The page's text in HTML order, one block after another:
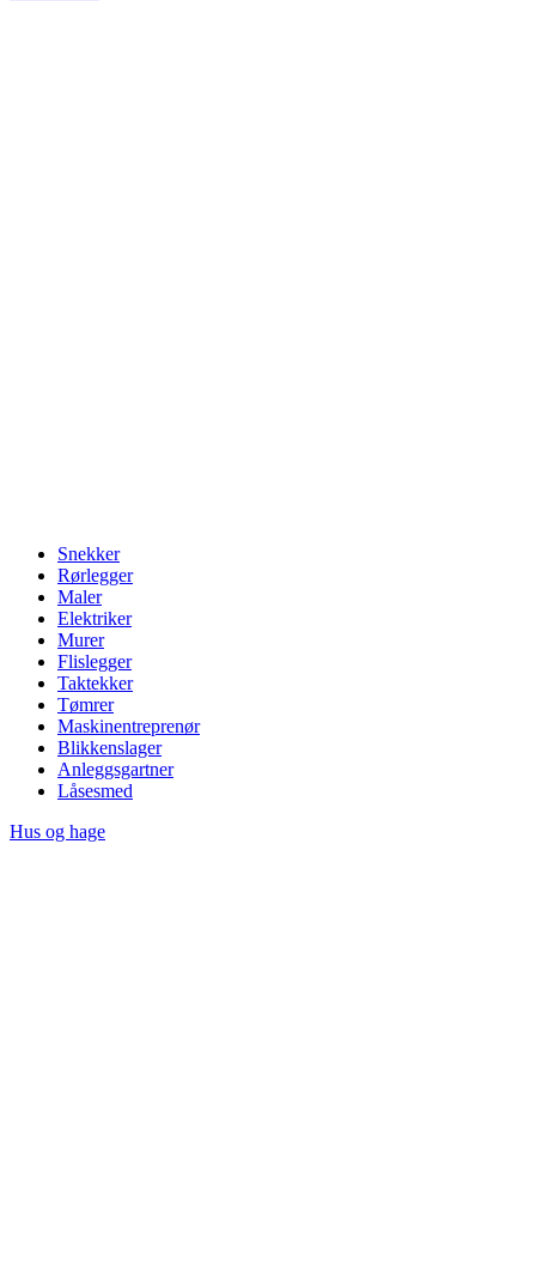
Snekker
Rørlegger
Maler
Elektriker
Murer
Flislegger
Taktekker
Tømrer
Maskinentreprenør
Blikkenslager
Anleggsgartner
Låsesmed
Hus og hage